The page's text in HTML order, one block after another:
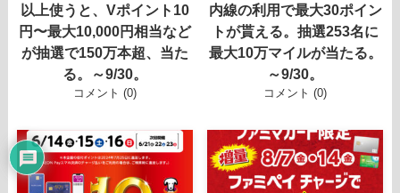
以上使うと、Vポイント10
円〜最大10,000円相当など
が抽選で150万本超、当た
る。～9/30。
コメント (0)
内線の利用で最大30ポイン
トが貰える。抽選253名に
最大10万マイルが当たる。
～9/30。
コメント (0)